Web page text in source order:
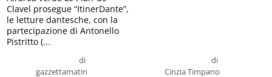
di
gazzettamatin
Clavel prosegue “ItinerDante”,
le letture dantesche, con la
partecipazione di Antonello
Pistritto (...
di
Cinzia Timpano